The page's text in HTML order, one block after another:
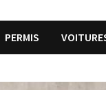
PERMIS